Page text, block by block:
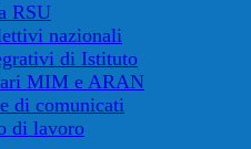
RSU
nazionali
di Istituto
MIM e ARAN
di comunicati
di lavoro